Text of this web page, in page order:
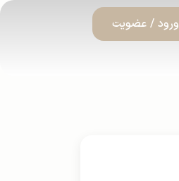
ورود / عضویت